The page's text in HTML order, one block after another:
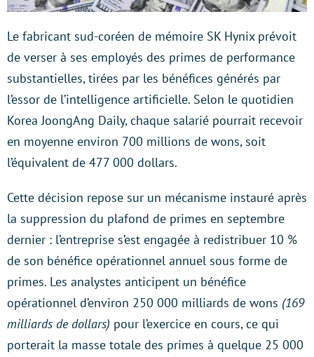
Le fabricant sud-coréen de mémoire SK Hynix prévoit
de verser à ses employés des primes de performance
substantielles, tirées par les bénéfices générés par
l’essor de l’intelligence artificielle. Selon le quotidien
Korea JoongAng Daily, chaque salarié pourrait recevoir
en moyenne environ 700 millions de wons, soit
l’équivalent de 477 000 dollars.
Cette décision repose sur un mécanisme instauré après
la suppression du plafond de primes en septembre
dernier : l’entreprise s’est engagée à redistribuer 10 %
de son bénéfice opérationnel annuel sous forme de
primes. Les analystes anticipent un bénéfice
opérationnel d’environ 250 000 milliards de wons (169
milliards de dollars) pour l’exercice en cours, ce qui
porterait la masse totale des primes à quelque 25 000